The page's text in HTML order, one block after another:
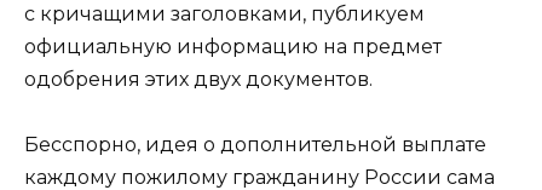
с кричащими заголовками, публикуем
официальную информацию на предмет
одобрения этих двух документов.
Бесспорно, идея о дополнительной выплате
каждому пожилому гражданину России сама